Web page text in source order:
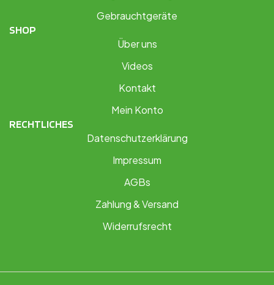
Gebrauchtgeräte
SHOP
Über uns
Videos
Kontakt
Mein Konto
RECHTLICHES
Datenschutzerklärung
Impressum
AGBs
Zahlung & Versand
Widerrufsrecht